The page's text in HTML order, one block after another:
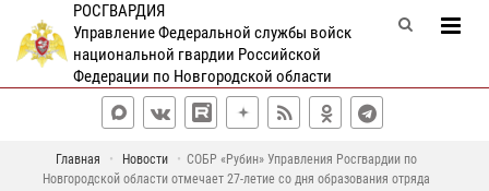
РОСГВАРДИЯ
Управление Федеральной службы войск
национальной гвардии Российской
Федерации по Новгородской области
Главная Новости
СОБР «Рубин» Управления Росгвардии по
Новгородской области отмечает 27-летие со дня образования отряда